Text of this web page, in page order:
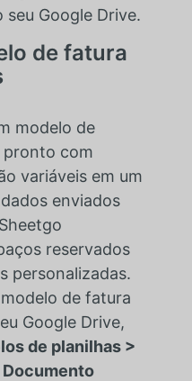
Google Drive.
de fatura
modelo de
com
variáveis em um
enviados
reservados
personalizadas.
de fatura
Google Drive,
de planilhas >
Documento